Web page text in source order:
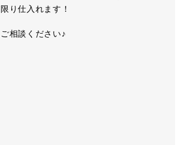
り仕入れます！
相談ください♪